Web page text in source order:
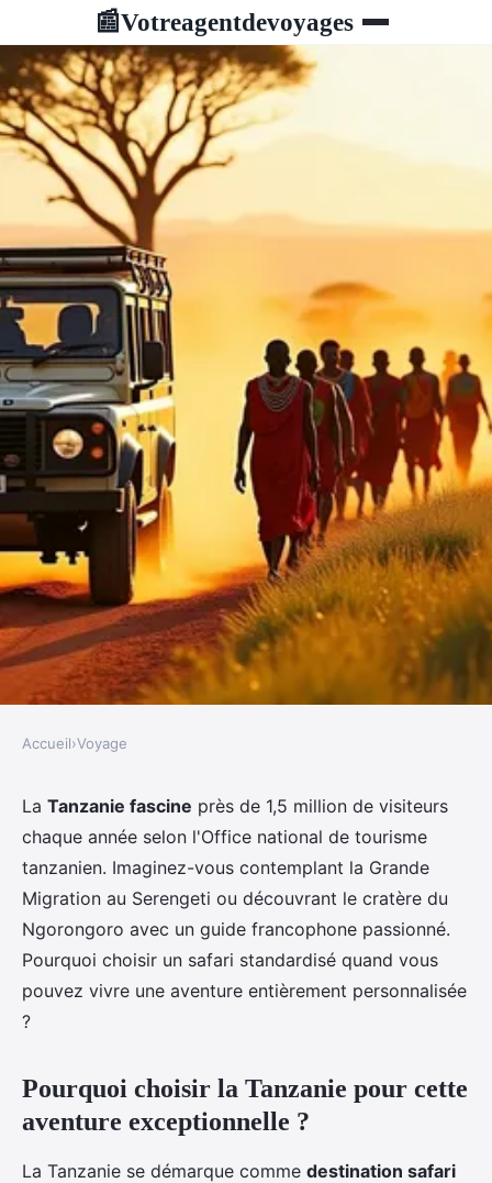
📰Votreagentdevoyages
VOYAGE
Safari Tanzanie : personnalisez
votre aventure unique
Apolline•17 décembre 2025• 8 min de lecture
Accueil›Voyage
La Tanzanie fascine près de 1,5 million de visiteurs
chaque année selon l'Office national de tourisme
tanzanien. Imaginez-vous contemplant la Grande
Migration au Serengeti ou découvrant le cratère du
Ngorongoro avec un guide francophone passionné.
Pourquoi choisir un safari standardisé quand vous
pouvez vivre une aventure entièrement personnalisée
?
Pourquoi choisir la Tanzanie pour cette
aventure exceptionnelle ?
La Tanzanie se démarque comme destination safari